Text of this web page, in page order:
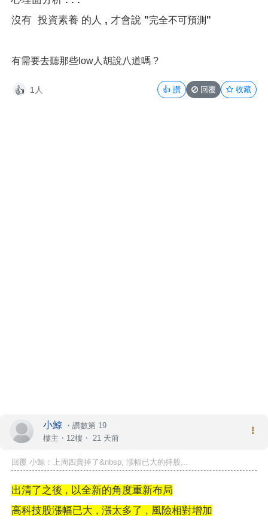
沒有 投資素養 的人 , 才會說 "完全不可預測"
有需要去聽那些low人胡說八道嗎 ?
👍 1人 👍 讚 回覆 收藏
小鯨 ・ 讚數第 19
樓主 ・12樓・ 21 天前
回覆 小鯨：上周四賣掉了&nbsp; 漲幅已大的持股...
出清了之後 , 以全新的角度重新布局
高科技股漲幅已大 , 漲太多了 , 風險相對增加